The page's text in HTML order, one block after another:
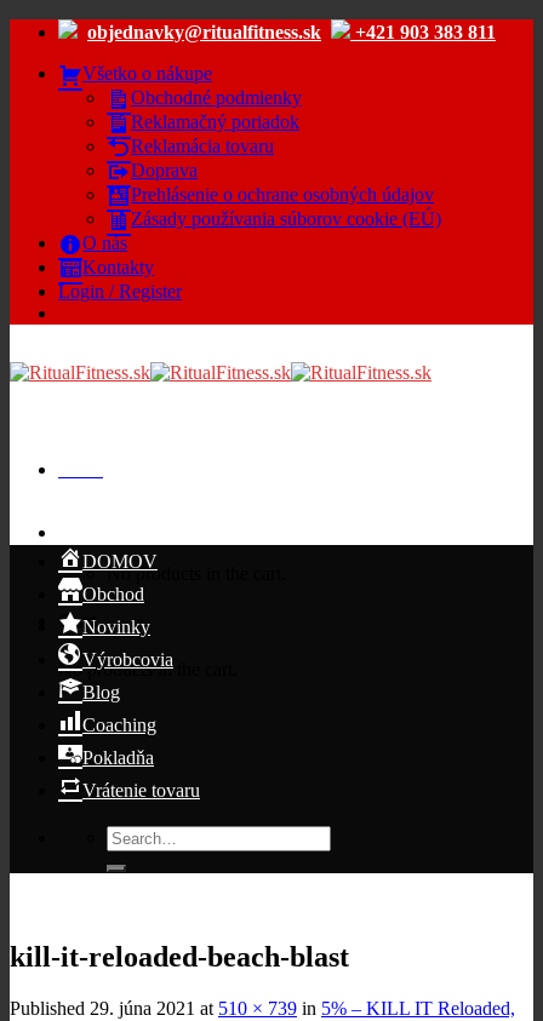
Skip
content
objednavky@ritualfitness.sk
+421 903 383 811
Všetko o nákupe
Obchodné podmienky
Reklamačný poriadok
Reklamácia tovaru
Doprava
Prehlásenie o ochrane osobných údajov
Zásady používania súborov cookie (EÚ)
O nás
Kontakty
Login / Register
No products in the cart.
Cart
No products in the cart.
DOMOV
Obchod
Novinky
Výrobcovia
Blog
Coaching
Pokladňa
Vrátenie tovaru
Search
for:
kill-it-reloaded-beach-blast
Published 29. júna 2021 at 510 × 739 in 5% – KILL IT Reloaded,